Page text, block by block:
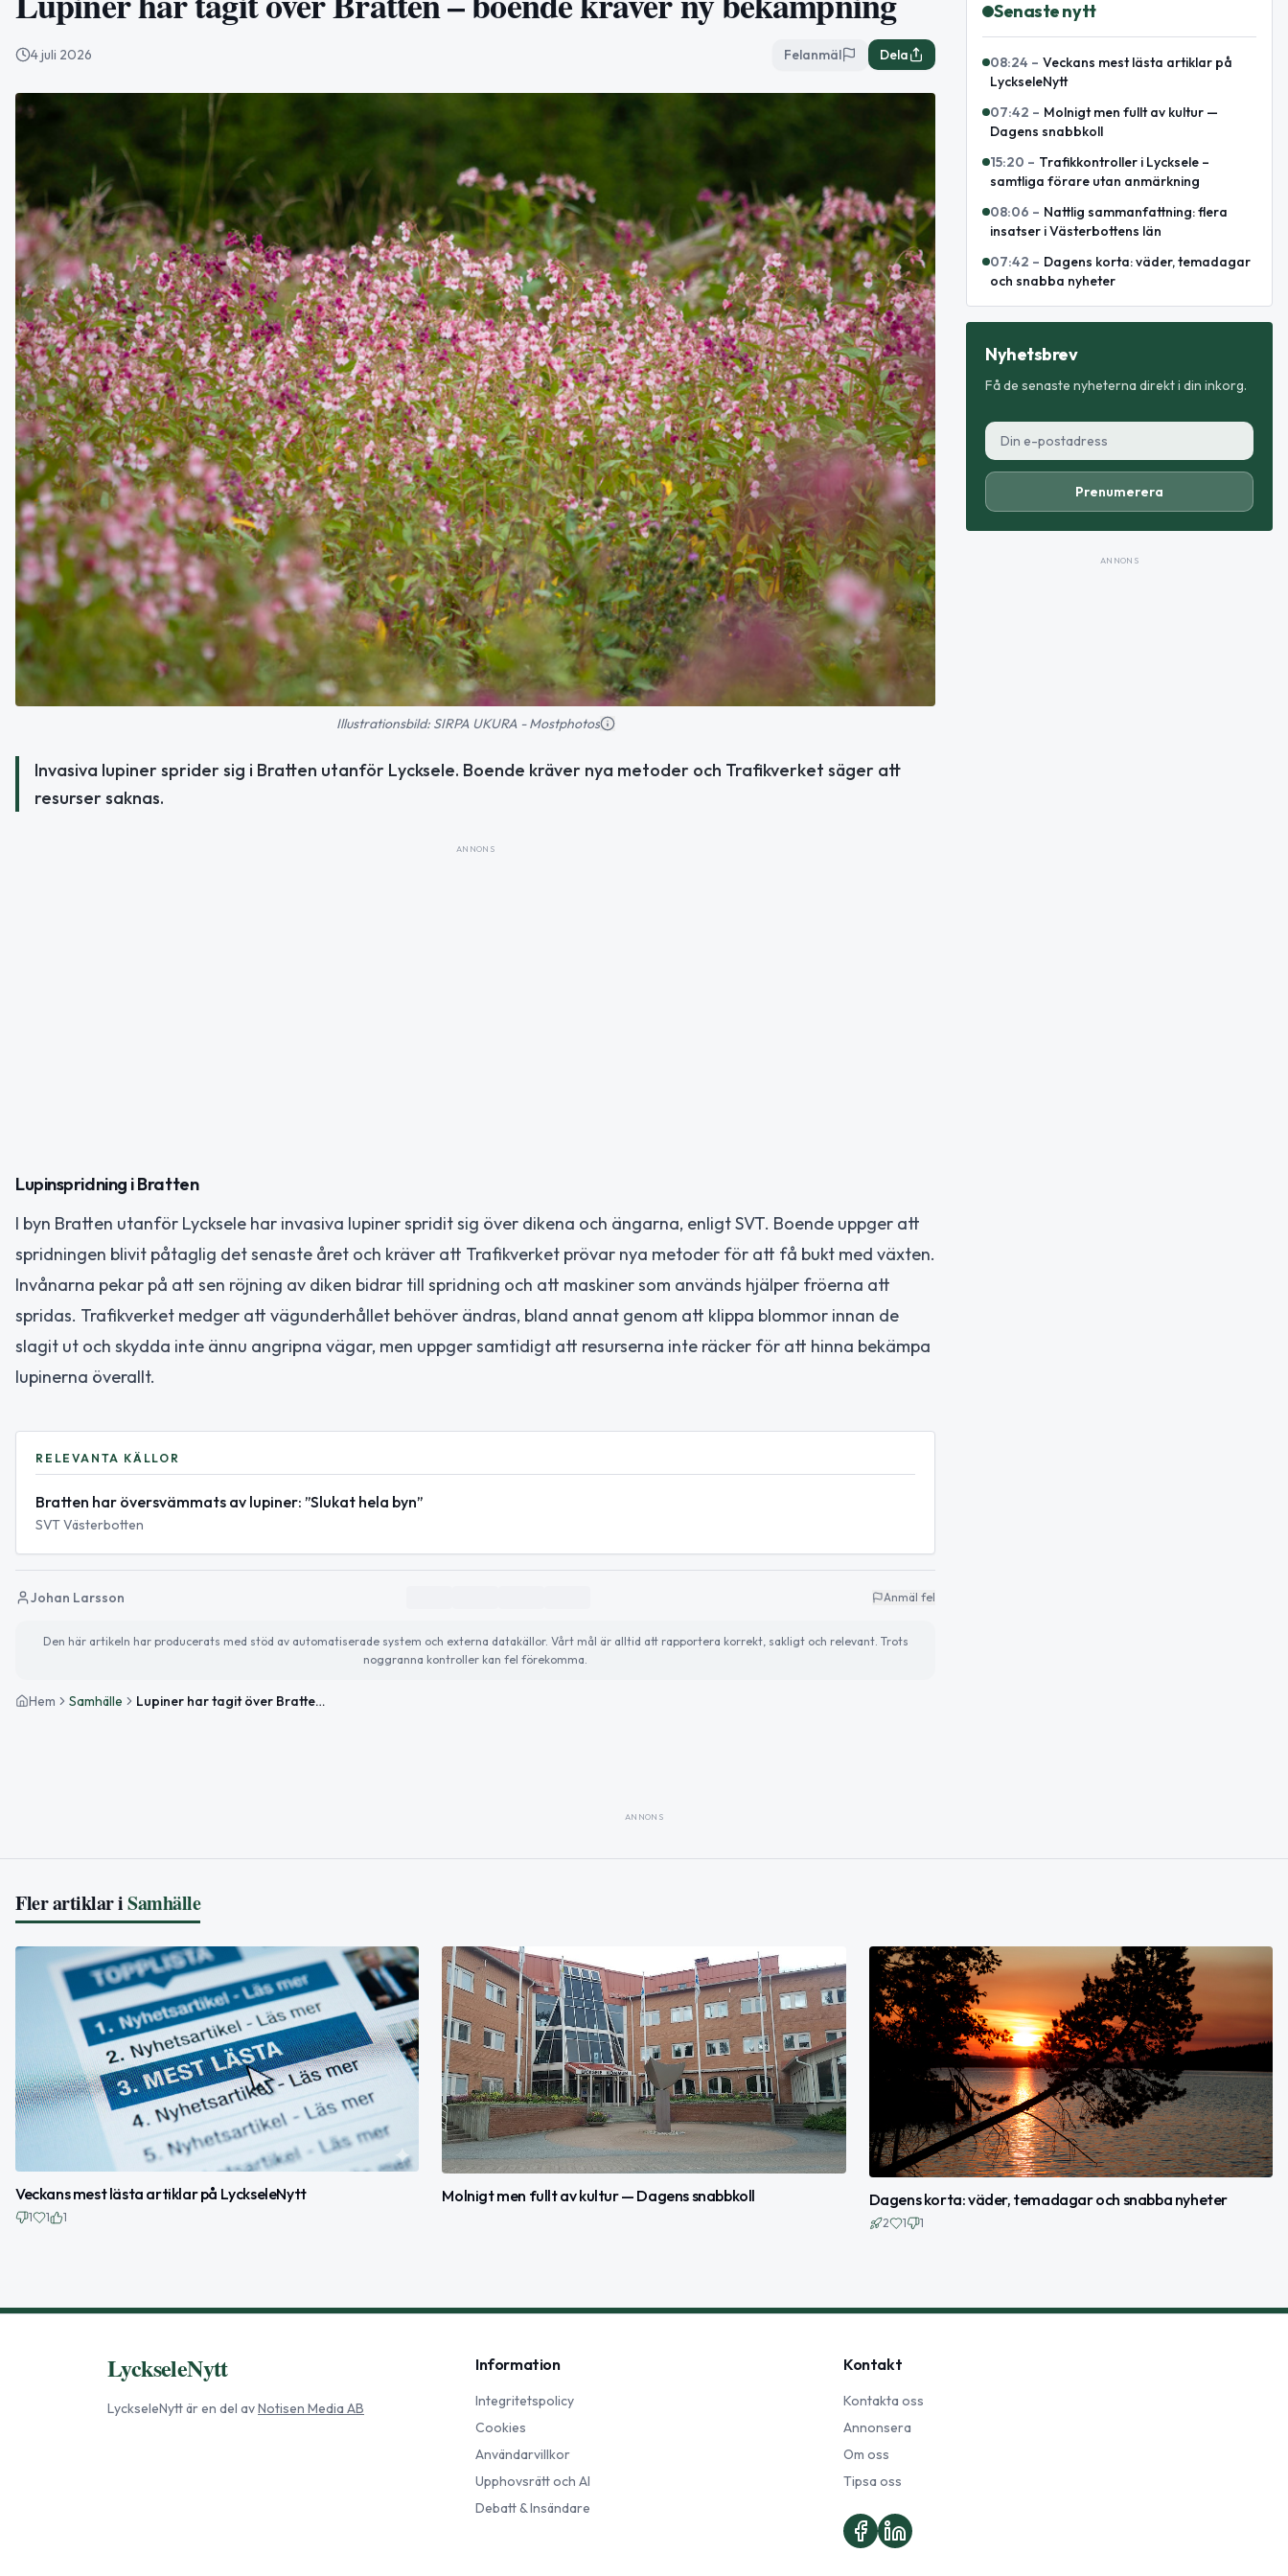
4 juli 2026 Felanmäl Dela
Illustrationsbild: SIRPA UKURA - Mostphotos
Invasiva lupiner sprider sig i Bratten utanför Lycksele. Boende kräver nya metoder och Trafikverket säger att
resurser saknas.
ANNONS
Lupinspridning i Bratten
I byn Bratten utanför Lycksele har invasiva lupiner spridit sig över dikena och ängarna, enligt SVT. Boende uppger att
spridningen blivit påtaglig det senaste året och kräver att Trafikverket prövar nya metoder för att få bukt med växten.
Invånarna pekar på att sen röjning av diken bidrar till spridning och att maskiner som används hjälper fröerna att
spridas. Trafikverket medger att vägunderhållet behöver ändras, bland annat genom att klippa blommor innan de
slagit ut och skydda inte ännu angripna vägar, men uppger samtidigt att resurserna inte räcker för att hinna bekämpa
lupinerna överallt.
RELEVANTA KÄLLOR
Bratten har översvämmats av lupiner: ”Slukat hela byn”
SVT Västerbotten
Johan Larsson Anmäl fel
Den här artikeln har producerats med stöd av automatiserade system och externa datakällor. Vårt mål är alltid att rapportera korrekt, sakligt och relevant. Trots
noggranna kontroller kan fel förekomma.
Hem Samhälle Lupiner har tagit över Bratten – boende kräver ny bekämpning
Senaste nytt
08:24 – Veckans mest lästa artiklar på
LyckseleNytt
07:42 – Molnigt men fullt av kultur —
Dagens snabbkoll
15:20 – Trafikkontroller i Lycksele –
samtliga förare utan anmärkning
08:06 – Nattlig sammanfattning: flera
insatser i Västerbottens län
07:42 – Dagens korta: väder, temadagar
och snabba nyheter
Nyhetsbrev
Få de senaste nyheterna direkt i din inkorg.
Prenumerera
ANNONS
ANNONS
Fler artiklar iSamhälle
Veckans mest lästa artiklar på LyckseleNytt
1 1 1
Molnigt men fullt av kultur — Dagens snabbkoll Dagens korta: väder, temadagar och snabba nyheter
2 1 1
LyckseleNytt
LyckseleNyttär en del avNotisen Media AB
Information
Integritetspolicy
Cookies
Användarvillkor
Upphovsrätt och AI
Debatt & Insändare
Kontakt
Kontakta oss
Annonsera
Om oss
Tipsa oss